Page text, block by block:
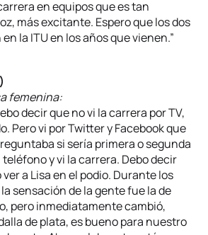
en equipos que es tan
más excitante. Espero que los dos
la ITU en los años que vienen.”
femenina:
decir que no vi la carrera por TV,
Pero vi por Twitter y Facebook que
si sería primera o segunda
y vi la carrera. Debo decir
a Lisa en el podio. Durante los
sensación de la gente fue la de
pero inmediatamente cambió,
de plata, es bueno para nuestro